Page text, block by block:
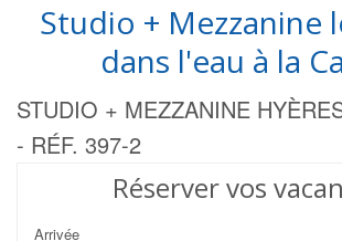
Studio + Mezzanine
dans l'eau à la
STUDIO + MEZZANINE
- RÉF. 397-2
Réserver vos
Arrivée